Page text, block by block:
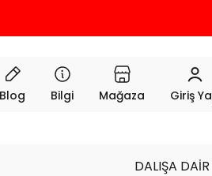
Blog Bilgi Mağaza Giriş
DALIŞA DAİR